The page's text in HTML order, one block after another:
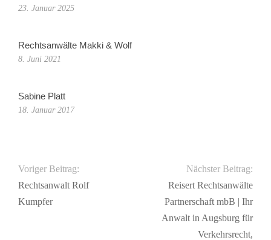
23. Januar 2025
Rechtsanwälte Makki & Wolf
8. Juni 2021
Sabine Platt
18. Januar 2017
Voriger Beitrag:
Rechtsanwalt Rolf
Kumpfer
Nächster Beitrag:
Reisert Rechtsanwälte
Partnerschaft mbB | Ihr
Anwalt in Augsburg für
Verkehrsrecht,